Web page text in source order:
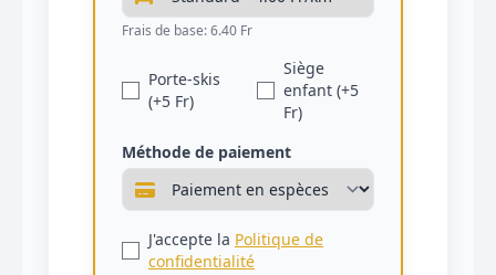
Frais de base: 6.40 Fr
Porte-skis
(+5 Fr)
Siège
enfant (+5
Fr)
Méthode de paiement
J'accepte la Politique de
confidentialité